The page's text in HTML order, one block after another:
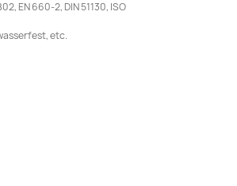
EN 660-2, DIN 51130, ISO
etc.